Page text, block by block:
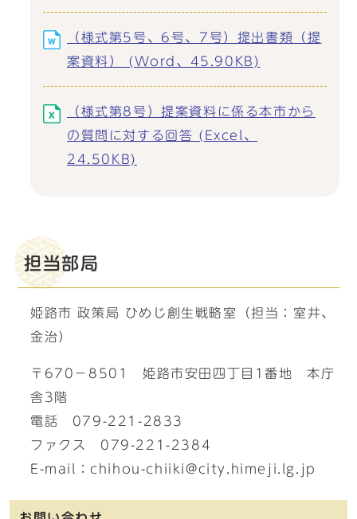
（様式第5号、6号、7号）提出書類（提
案資料） (Word、45.90KB)
（様式第8号）提案資料に係る本市から
の質問に対する回答 (Excel、
24.50KB)
担当部局
姫路市 政策局 ひめじ創生戦略室（担当：室井、
金治）
〒670－8501 姫路市安田四丁目1番地 本庁
舎3階
電話 079-221-2833
ファクス 079-221-2384
E-mail：chihou-chiiki@city.himeji.lg.jp